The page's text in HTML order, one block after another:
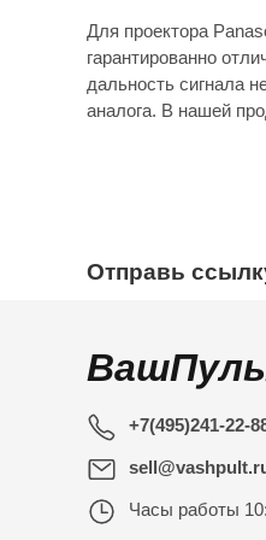
Для проектора
гарантированно
дальность сигнала
аналога. В нашей
Отправь
+7(495)241-22-
Часы работы